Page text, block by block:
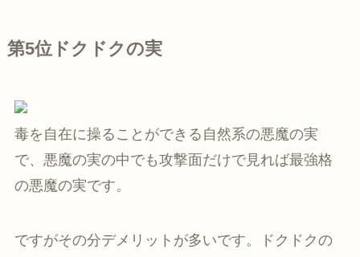
第5位ドクドクの実
毒を自在に操ることができる自然系の悪魔の実
で、悪魔の実の中でも攻撃面だけで見れば最強格
の悪魔の実です。
ですがその分デメリットが多いです。ドクドクの